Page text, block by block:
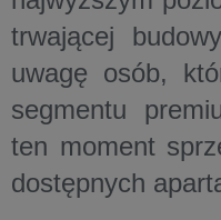
trwającej
uwagę osób,
segmentu
ten moment
dostępnych